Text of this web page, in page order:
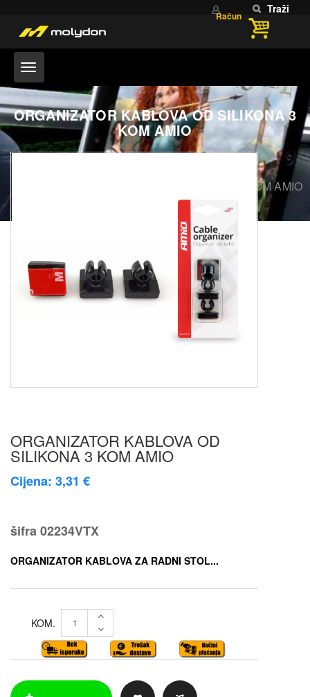
Račun
Traži
ORGANIZATOR KABLOVA OD SILIKONA 3
KOM AMIO
ORGANIZATOR KABLOVA OD SILIKONA 3 KOM AMIO
ORGANIZATOR KABLOVA OD
SILIKONA 3 KOM AMIO
Cijena: 3,31 €
šifra02234VTX
ORGANIZATOR KABLOVA ZA RADNI STOL...
KOM.